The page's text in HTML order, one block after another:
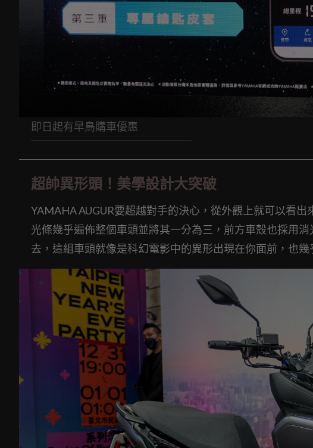
即日起有早鳥購車優惠
超帥異形頭！美學設計大突破
YAMAHA AUGUR要超越對手的決心，從外觀上就可以看
光條幾乎遍佈整個車頭並將其一分為三，前方車殼也採用
去，這組車頭就像是科幻電影中的異形出現在你面前，也